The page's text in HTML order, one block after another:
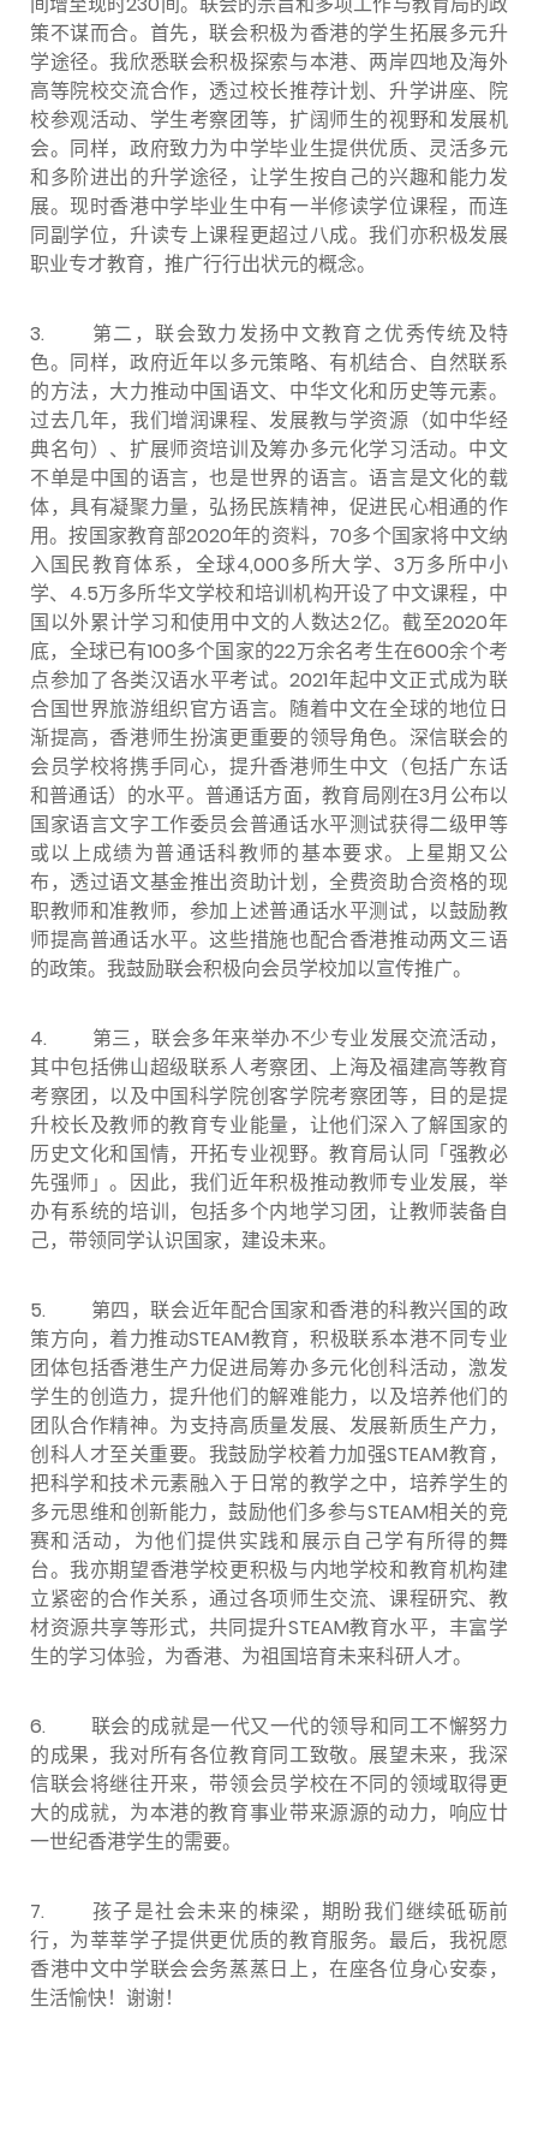
策不谋而合。首先，联会积极为香港的学生拓展多元升
学途径。我欣悉联会积极探索与本港、两岸四地及海外
高等院校交流合作，透过校长推荐计划、升学讲座、院
校参观活动、学生考察团等，扩阔师生的视野和发展机
会。同样，政府致力为中学毕业生提供优质、灵活多元
和多阶进出的升学途径，让学生按自己的兴趣和能力发
展。现时香港中学毕业生中有一半修读学位课程，而连
同副学位，升读专上课程更超过八成。我们亦积极发展
职业专才教育，推广行行出状元的概念。
3. 第二，联会致力发扬中文教育之优秀传统及特
色。同样，政府近年以多元策略、有机结合、自然联系
的方法，大力推动中国语文、中华文化和历史等元素。
过去几年，我们增润课程、发展教与学资源（如中华经
典名句）、扩展师资培训及筹办多元化学习活动。中文
不单是中国的语言，也是世界的语言。语言是文化的载
体，具有凝聚力量，弘扬民族精神，促进民心相通的作
用。按国家教育部2020年的资料， 70多个国家将中文纳
入国民教育体系，全球4,000多所大学、3万多所中小
学、 4.5万多所华文学校和培训机构开设了中文课程，中
国以外累计学习和使用中文的人数达2亿。截至2020年
底，全球已有100多个国家的22万余名考生在600余个考
点参加了各类汉语水平考试。2021年起中文正式成为联
合国世界旅游组织官方语言。随着中文在全球的地位日
渐提高，香港师生扮演更重要的领导角色。深信联会的
会员学校将携手同心，提升香港师生中文（包括广东话
和普通话）的水平。普通话方面，教育局刚在3月公布以
国家语言文字工作委员会普通话水平测试获得二级甲等
或以上成绩为普通话科教师的基本要求。上星期又公
布，透过语文基金推出资助计划，全费资助合资格的现
职教师和准教师，参加上述普通话水平测试，以鼓励教
师提高普通话水平。这些措施也配合香港推动两文三语
的政策。我鼓励联会积极向会员学校加以宣传推广。
4. 第三，联会多年来举办不少专业发展交流活动，
其中包括佛山超级联系人考察团、上海及福建高等教育
考察团，以及中国科学院创客学院考察团等，目的是提
升校长及教师的教育专业能量，让他们深入了解国家的
历史文化和国情，开拓专业视野。教育局认同 「强教必
先强师」。因此，我们近年积极推动教师专业发展，举
办有系统的培训，包括多个内地学习团，让教师装备自
己，带领同学认识国家，建设未来。
5. 第四，联会近年配合国家和香港的科教兴国的政
策方向，着力推动STEAM教育，积极联系本港不同专业
团体包括香港生产力促进局筹办多元化创科活动，激发
学生的创造力，提升他们的解难能力，以及培养他们的
团队合作精神。为支持高质量发展、发展新质生产力，
创科人才至关重要。我鼓励学校着力加强STEAM教育，
把科学和技术元素融入于日常的教学之中，培养学生的
多元思维和创新能力，鼓励他们多参与STEAM相关的竞
赛和活动，为他们提供实践和展示自己学有所得的舞
台。我亦期望香港学校更积极与内地学校和教育机构建
立紧密的合作关系，通过各项师生交流、课程研究、教
材资源共享等形式，共同提升STEAM教育水平，丰富学
生的学习体验，为香港、为祖国培育未来科研人才。
6. 联会的成就是一代又一代的领导和同工不懈努力
的成果，我对所有各位教育同工致敬。展望未来，我深
信联会将继往开来，带领会员学校在不同的领域取得更
大的成就，为本港的教育事业带来源源的动力，响应廿
一世纪香港学生的需要。
7. 孩子是社会未来的楝梁，期盼我们继续砥砺前
行，为莘莘学子提供更优质的教育服务。最后，我祝愿
香港中文中学联会会务蒸蒸日上，在座各位身心安泰，
生活愉快！谢谢！